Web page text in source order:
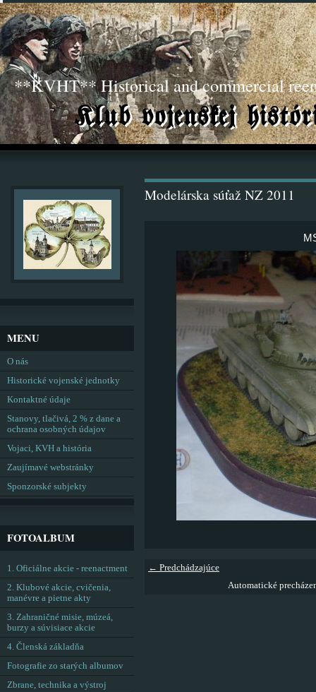
**KVHT** Historical and commercial
Modelárska súťaž NZ 2011
← Predchádzajúce
Automatické
MENU
O nás
Historické vojenské jednotky
Kontaktné údaje
Stanovy, tlačivá, 2 % z dane a
ochrana osobných údajov
Vojaci, KVH a história
Zaujímavé webstránky
Sponzorské subjekty
FOTOALBUM
1. Oficiálne akcie - reenactment
2. Klubové akcie, cvičenia,
manévre a pietne akty
3. Zahraničné misie, múzeá,
burzy a súvisiace akcie
4. Členská základňa
Fotografie zo starých albumov
Zbrane, technika a výstroj